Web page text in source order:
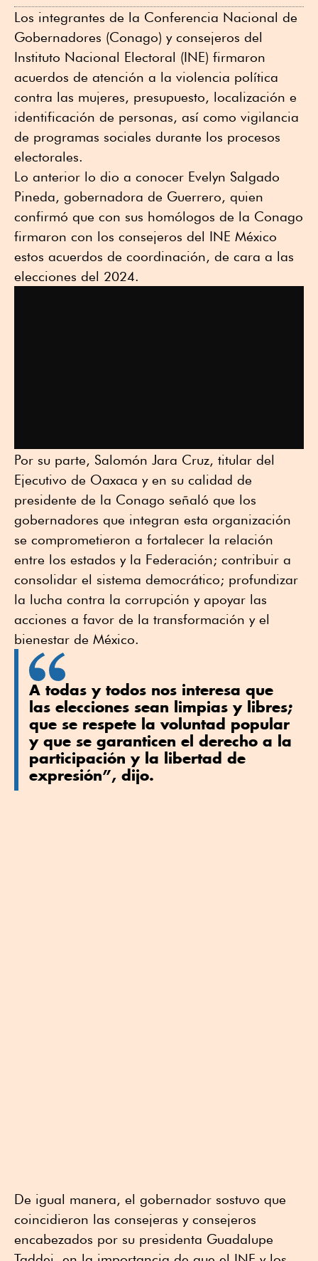
Los integrantes de la Conferencia Nacional de
Gobernadores (Conago) y consejeros del
Instituto Nacional Electoral (INE) firmaron
acuerdos de atención a la violencia política
contra las mujeres, presupuesto, localización e
identificación de personas, así como vigilancia
de programas sociales durante los procesos
electorales.
Lo anterior lo dio a conocer Evelyn Salgado
Pineda, gobernadora de Guerrero, quien
confirmó que con sus homólogos de la Conago
firmaron con los consejeros del INE México
estos acuerdos de coordinación, de cara a las
elecciones del 2024.
Por su parte, Salomón Jara Cruz, titular del
Ejecutivo de Oaxaca y en su calidad de
presidente de la Conago señaló que los
gobernadores que integran esta organización
se comprometieron a fortalecer la relación
entre los estados y la Federación; contribuir a
consolidar el sistema democrático; profundizar
la lucha contra la corrupción y apoyar las
acciones a favor de la transformación y el
bienestar de México.
A todas y todos nos interesa que
las elecciones sean limpias y libres;
que se respete la voluntad popular
y que se garanticen el derecho a la
participación y la libertad de
expresión”, dijo.
De igual manera, el gobernador sostuvo que
coincidieron las consejeras y consejeros
encabezados por su presidenta Guadalupe